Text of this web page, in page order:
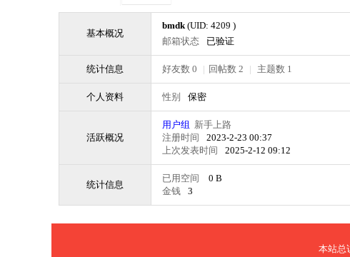
基本概况
bmdk(UID: 4209 )
邮箱状态
已验证
统计信息 好友数 0 | 回帖数 2 | 主题数 1
个人资料 性别 保密
活跃概况
用户组 新手上路
注册时间
2023-2-23 00:37
上次发表时间
2025-2-12 09:12
统计信息
已用空间 0 B
金钱
3
本站总